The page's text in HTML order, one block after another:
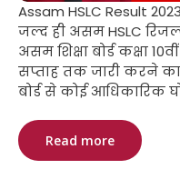
Assam HSLC Result
जल्द ही असम HSLC
असम शिक्षा बोर्ड कक्षा
सप्ताह तक जारी करने
बोर्ड से कोई आधिकारिक
Read more